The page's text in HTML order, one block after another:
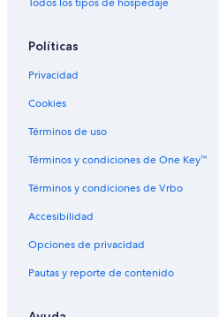
Hostales en Guayllabamba
Hoteles en Guayllabamba
Hoteles 2 estrellas en Calderón
Hoteles 3 estrellas en Calderón
Hoteles 4 estrellas en Calderón
Hoteles 5 estrellas en Calderón
Apartamentos en Calderón
Hostales en Calderón
Hoteles en Calderón
Políticas
Privacidad
Cookies
Términos de uso
Términos y condiciones de One Key™
Términos y condiciones de Vrbo
Accesibilidad
Opciones de privacidad
Pautas y reporte de contenido